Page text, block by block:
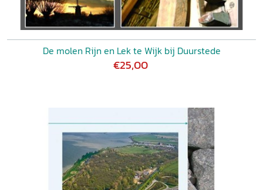
De molen Rijn en Lek te Wijk bij Duurstede
€25,00